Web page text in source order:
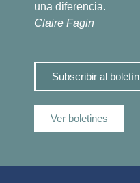
una diferencia.
Claire Fagin
Subscribir al boletín
Ver boletines